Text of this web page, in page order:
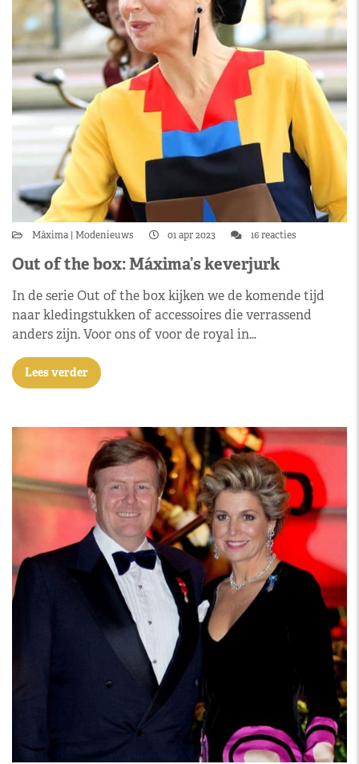
Máxima Modenieuws 01 apr 2023 16 reacties
Out of the box: Máxima’s keverjurk
In de serie Out of the box kijken we de komende tijd
naar kledingstukken of accessoires die verrassend
anders zijn. Voor ons of voor de royal in…
Lees verder